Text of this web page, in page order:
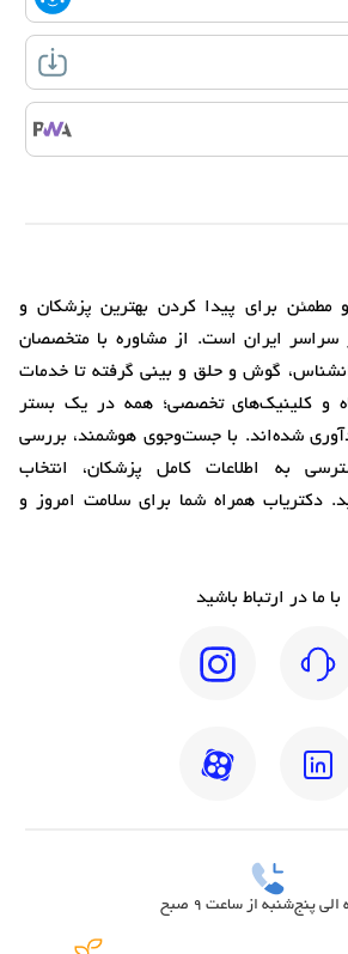
مطمئن برای پیدا کردن بهترین پزشکان و
سراسر ایران است. از مشاوره با متخصصان
گوش و حلق و بینی گرفته تا خدمات
و کلینیک‌های تخصصی؛ همه در یک بستر
شده‌اند. با جست‌وجوی هوشمند، بررسی
به اطلاعات کامل پزشکان، انتخاب
دکتریاب همراه شما برای سلامت امروز و
با ما در ارتباط باشید
پنج‌شنبه از ساعت 9 صبح